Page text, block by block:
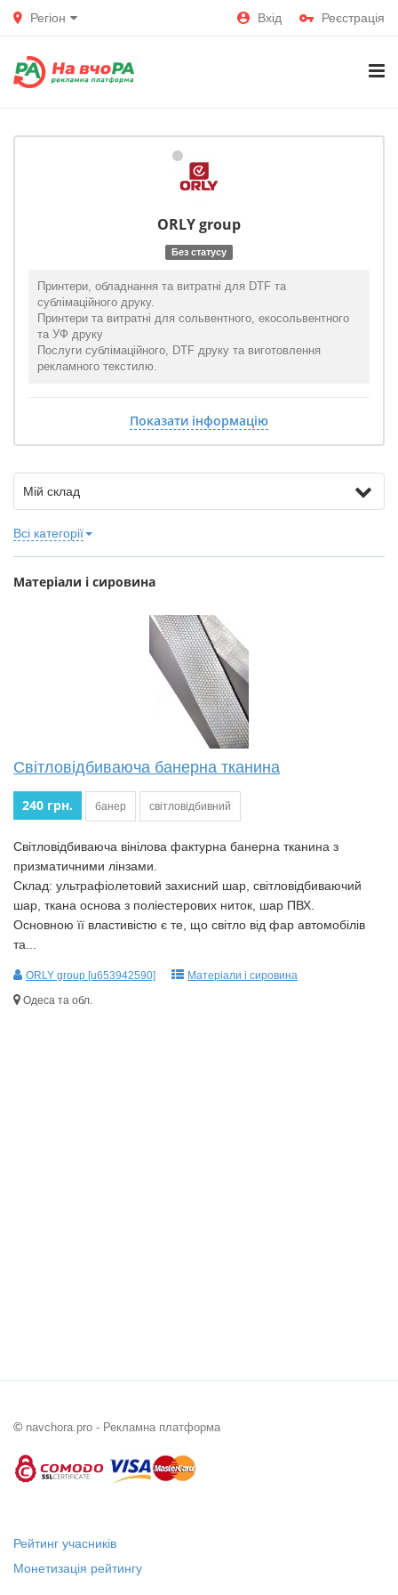
Регіон Вхід Реєстрація
ORLY group
Без статусу
Принтери, обладнання та витратні для DTF та
сублімаційного друку.
Принтери та витратні для сольвентного, екосольвентного
та УФ друку
Послуги сублімаційного, DTF друку та виготовлення
рекламного текстилю.
Показати інформацію
Мій склад
Всі категорії
Матеріали і сировина
Світловідбиваюча банерна тканина
240 грн. банер світловідбивний
Світловідбиваюча вінілова фактурна банерна тканина з
призматичними лінзами.
Склад: ультрафіолетовий захисний шар, світловідбиваючий
шар, ткана основа з поліестерових ниток, шар ПВХ.
Основною її властивістю є те, що світло від фар автомобілів
та...
ORLY group [u653942590]
Матеріали і сировина
Одеса та обл.
© navchora.pro - Рекламна платформа
Рейтинг учасників
Монетизація рейтингу